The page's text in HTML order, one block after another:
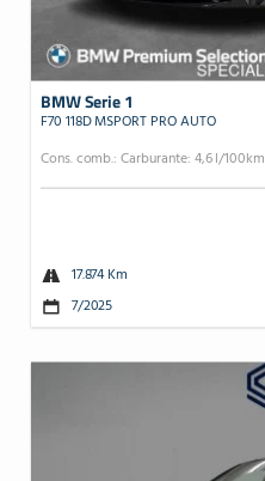
BMW Serie 1
F70 118D MSPORT PRO AUTO
Cons. comb.: Carburante: 4,6 l/100km
17.874 Km
7/2025